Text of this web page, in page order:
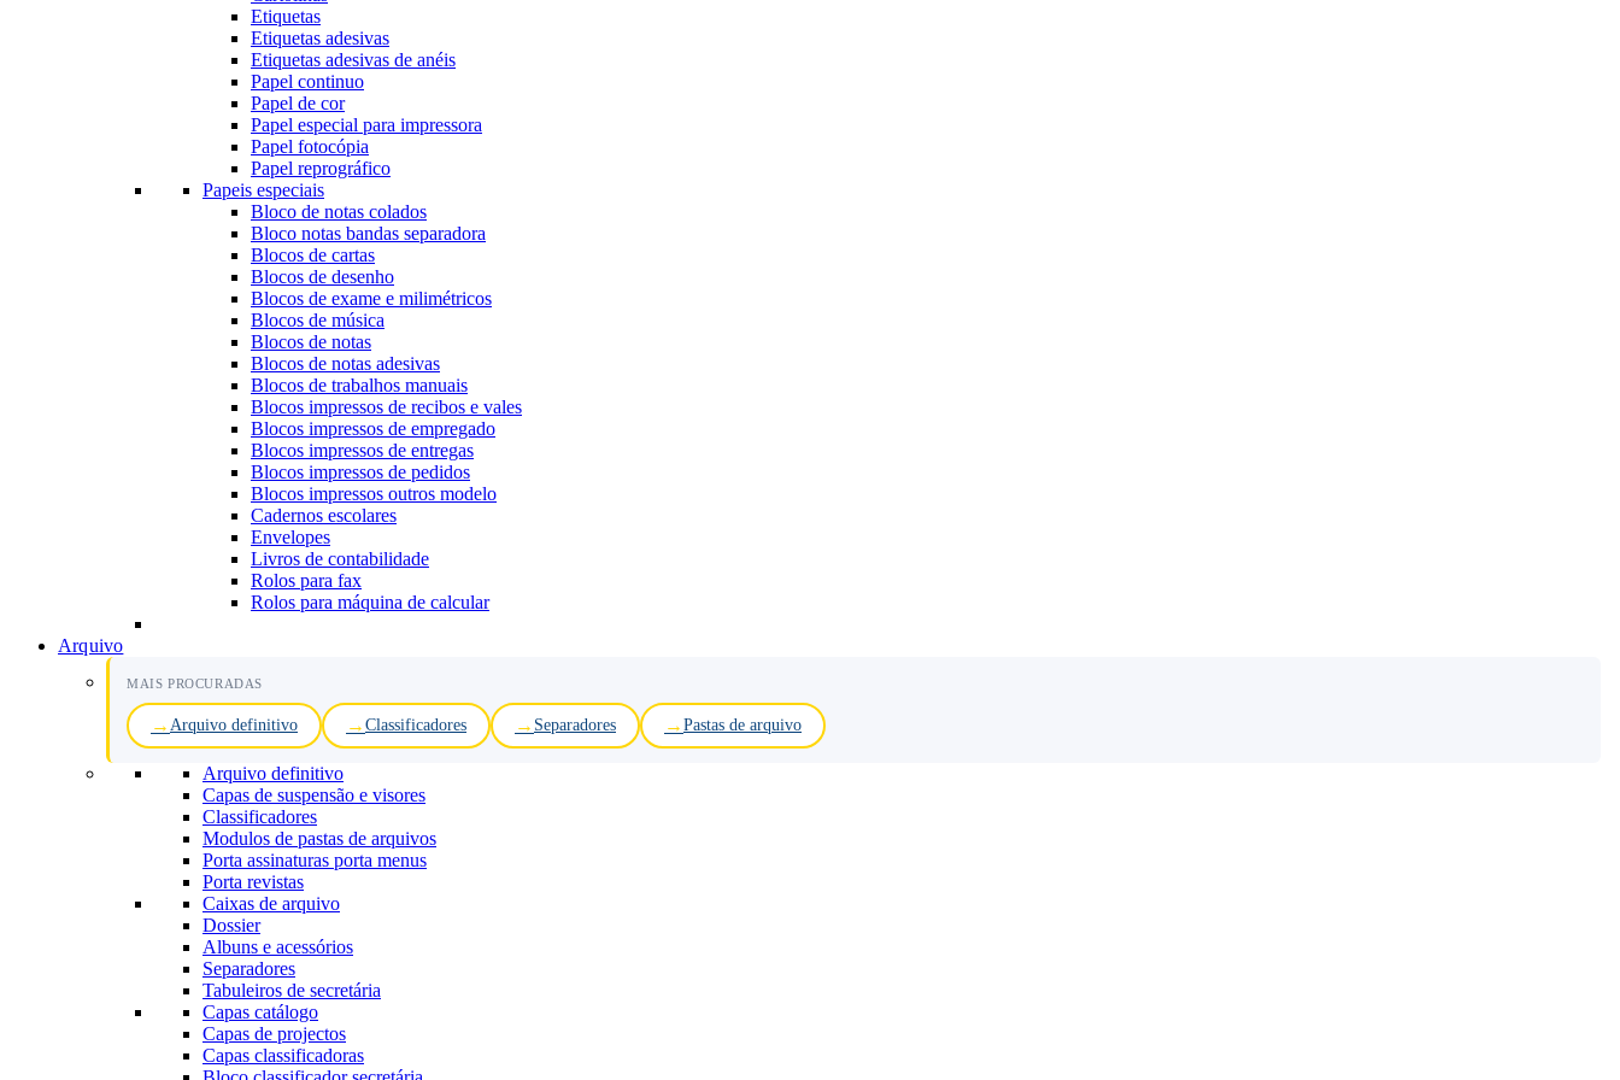
Etiquetas
Etiquetas adesivas
Etiquetas adesivas de anéis
Papel continuo
Papel de cor
Papel especial para impressora
Papel fotocópia
Papel reprográfico
Papeis especiais
Bloco de notas colados
Bloco notas bandas separadora
Blocos de cartas
Blocos de desenho
Blocos de exame e milimétricos
Blocos de música
Blocos de notas
Blocos de notas adesivas
Blocos de trabalhos manuais
Blocos impressos de recibos e vales
Blocos impressos de empregado
Blocos impressos de entregas
Blocos impressos de pedidos
Blocos impressos outros modelo
Cadernos escolares
Envelopes
Livros de contabilidade
Rolos para fax
Rolos para máquina de calcular
Arquivo
MAIS PROCURADAS
Arquivo definitivo Classificadores Separadores Pastas de arquivo
Arquivo definitivo
Capas de suspensão e visores
Classificadores
Modulos de pastas de arquivos
Porta assinaturas porta menus
Porta revistas
Caixas de arquivo
Dossier
Albuns e acessórios
Separadores
Tabuleiros de secretária
Capas catálogo
Capas de projectos
Capas classificadoras